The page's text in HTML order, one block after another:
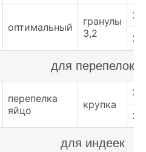
оптимальный
гранулы
3,2
для перепелок
перепелка
яйцо
крупка
для индеек